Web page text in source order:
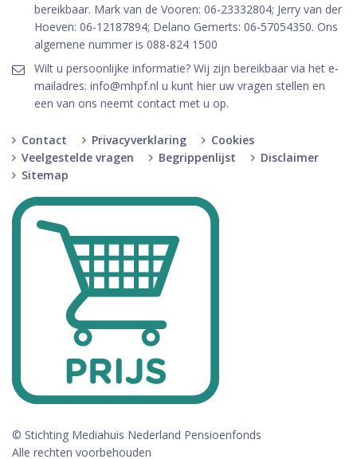
bereikbaar. Mark van de Vooren: 06-23332804; Jerry van der
Hoeven: 06-12187894; Delano Gemerts: 06-57054350. Ons
algemene nummer is 088-824 1500
Wilt u persoonlijke informatie? Wij zijn bereikbaar via het e-
mailadres: info@mhpf.nl u kunt hier uw vragen stellen en
een van ons neemt contact met u op.
Contact Privacyverklaring
Cookies
Veelgestelde vragen
Begrippenlijst
Disclaimer
Sitemap
© Stichting Mediahuis Nederland Pensioenfonds
Alle rechten voorbehouden